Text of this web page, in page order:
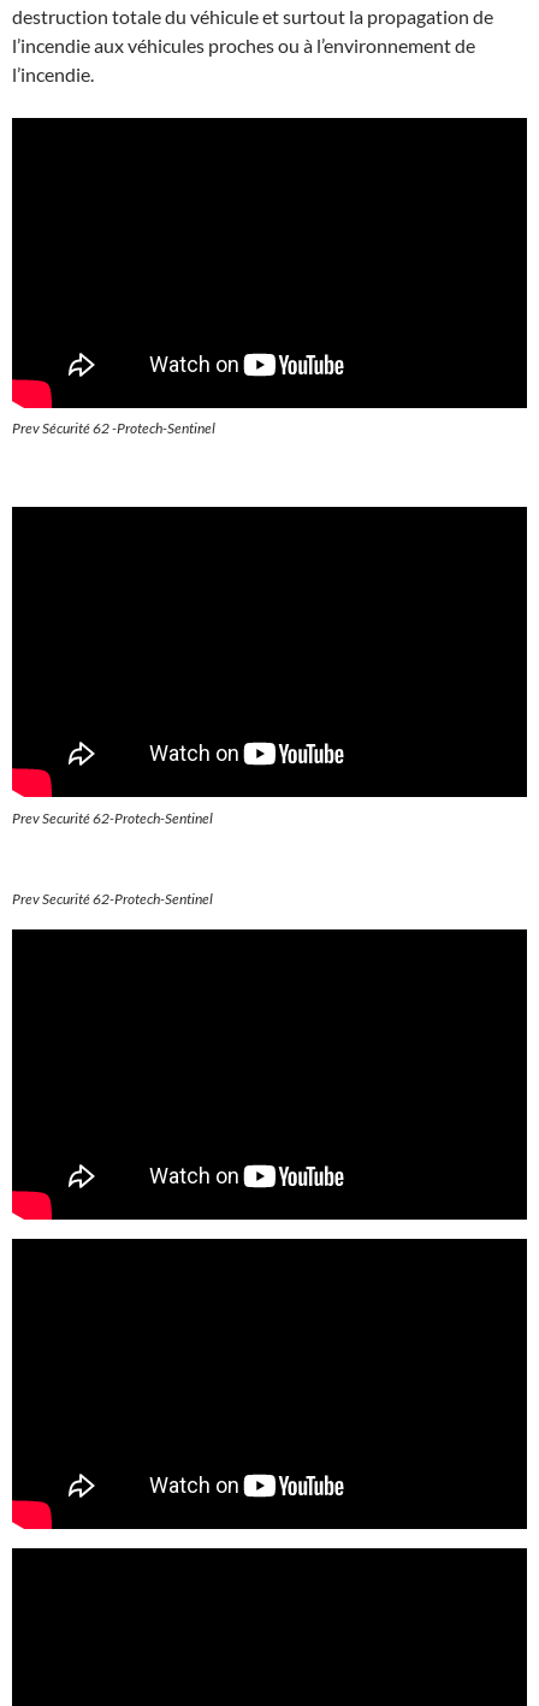
destruction totale du véhicule et surtout la propagation de
l’incendie aux véhicules proches ou à l’environnement de
l’incendie.
Prev Sécurité 62 -Protech-Sentinel
Prev Securité 62-Protech-Sentinel
Prev Securité 62-Protech-Sentinel